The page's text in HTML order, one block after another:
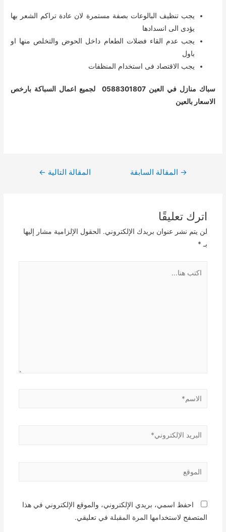
يجب تنظيف البالوعات بصفة مستمرة لان عادة تراكم الشعر بها
يؤدى الى انسدادها
يجب عدم القاء فضلات الطعام داخل الحوض والتخلص منها او
باول
يجب الاقتصاد فى استخدام المنظفات
سباك منازل في العين 0588301807 لجميع اعمال السباكة بارخص
الاسعار بالعين
تصفّح
→ المقالة السابقة المقالة التالية ←
اترك تعليقًا
لن يتم نشر عنوان بريدك الإلكتروني. الحقول الإلزامية مشار إليها
بـ *
الاسم*
البريد
الموقع
احفظ اسمي، بريدي الإلكتروني، والموقع الإلكتروني في هذا
المتصفح لاستخدامها المرة المقبلة في تعليقي.